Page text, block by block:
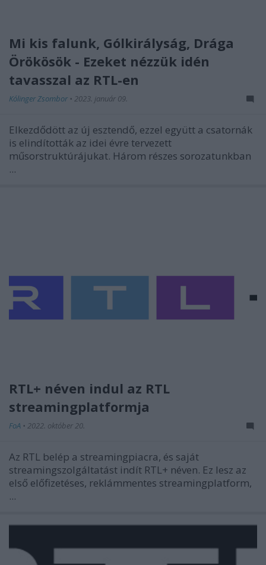
Mi kis falunk, Gólkirályság, Drága
Örökösök - Ezeket nézzük idén
tavasszal az RTL-en
Kólinger Zsombor • 2023. január 09.
Elkezdődött az új esztendő, ezzel együtt a csatornák
is elindították az idei évre tervezett
műsorstruktúrájukat. Három részes sorozatunkban
...
RTL+ néven indul az RTL
streamingplatformja
FoA • 2022. október 20.
Az RTL belép a streamingpiacra, és saját
streamingszolgáltatást indít RTL+ néven. Ez lesz az
első előfizetéses, reklámmentes streamingplatform,
...